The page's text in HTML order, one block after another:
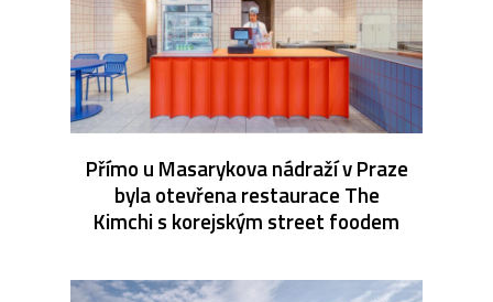
Přímo u Masarykova nádraží v Praze
byla otevřena restaurace The
Kimchi s korejským street foodem